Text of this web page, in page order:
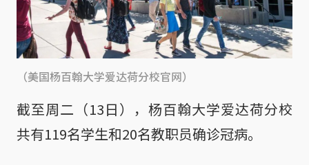
（美国杨百翰大学爱达荷分校官网）
截至周二（13日），杨百翰大学爱达荷分校
共有119名学生和20名教职员确诊冠病。